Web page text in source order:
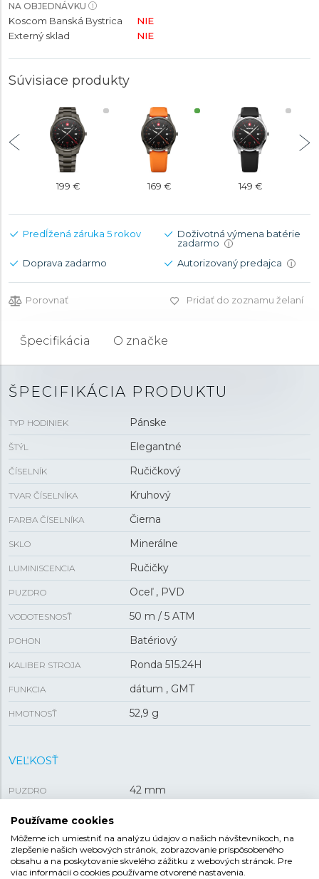
NA OBJEDNÁVKU
Koscom Banská Bystrica
NIE
Externý sklad
NIE
Súvisiace produkty
199 € 169 € 149 €
Predĺžená záruka 5 rokov
Doživotná výmena batérie
zadarmo
i
Doprava zadarmo Autorizovaný predajca i
Porovnať Pridať do zoznamu želaní
Špecifikácia O značke
ŠPECIFIKÁCIA PRODUKTU
TYP HODINIEK Pánske
ŠTÝL Elegantné
ČÍSELNÍK Ručičkový
TVAR ČÍSELNÍKA Kruhový
FARBA ČÍSELNÍKA Čierna
SKLO Minerálne
LUMINISCENCIA Ručičky
PUZDRO Oceľ , PVD
VODOTESNOSŤ 50 m / 5 ATM
POHON Batériový
KALIBER STROJA Ronda 515.24H
FUNKCIA dátum , GMT
HMOTNOSŤ 52,9 g
VEĽKOSŤ
PUZDRO 42 mm
HRÚBKA
REMIENOK
Používame cookies
Môžeme ich umiestniť na analýzu údajov o našich návštevníkoch, na
zlepšenie našich webových stránok, zobrazovanie prispôsobeného
obsahu a na poskytovanie skvelého zážitku z webových stránok. Pre
viac informácií o cookies používame otvorené nastavenia.